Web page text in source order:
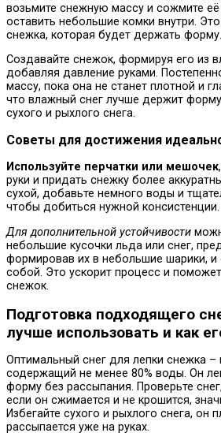
возьмите снежную массу и сожмите её
оставить небольшие комки внутри.
снежка, которая будет держать форму.
Создавайте снежок, формируя его из
добавляя давление руками.
массу, пока она не станет плотной и
что влажный снег лучше держит
сухого и рыхлого снега.
Советы для достижения
Используйте перчатки или мешочек
руки и придать снежку более
сухой, добавьте немного воды и
чтобы добиться нужной консистенции.
Для дополнительной устойчивости
небольшие кусочки льда или снег,
формировав их в небольшие шарики,
собой. Это ускорит процесс и
снежок.
Подготовка подходящего
лучше использовать и как
Оптимальный снег для лепки снежка
содержащий не менее 80% воды. Он
форму без рассыпания. Проверьте
если он сжимается и не крошится,
Избегайте сухого и рыхлого снега, он
рассыпается уже на руках.